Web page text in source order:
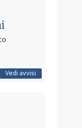
Vedi avvisi
data lezioni
gli avvisi